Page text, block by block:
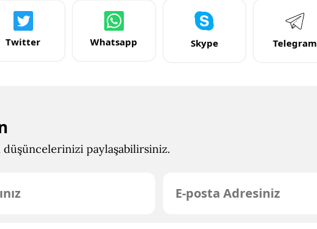
Twitter Whatsapp Skype Telegram
düşüncelerinizi paylaşabilirsiniz.